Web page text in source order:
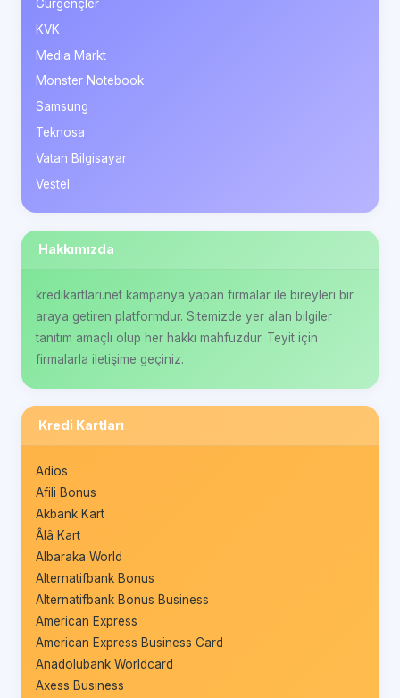
Gürgençler
KVK
Media Markt
Monster Notebook
Samsung
Teknosa
Vatan Bilgisayar
Vestel
Hakkımızda
kredikartlari.net kampanya yapan firmalar ile bireyleri bir
araya getiren platformdur. Sitemizde yer alan bilgiler
tanıtım amaçlı olup her hakkı mahfuzdur. Teyit için
firmalarla iletişime geçiniz.
Kredi Kartları
Adios
Afili Bonus
Akbank Kart
Âlâ Kart
Albaraka World
Alternatifbank Bonus
Alternatifbank Bonus Business
American Express
American Express Business Card
Anadolubank Worldcard
Axess Business